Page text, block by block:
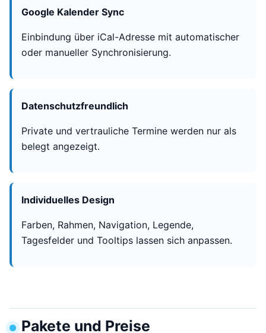
Google Kalender Sync
Einbindung über iCal-Adresse mit automatischer
oder manueller Synchronisierung.
Datenschutzfreundlich
Private und vertrauliche Termine werden nur als
belegt angezeigt.
Individuelles Design
Farben, Rahmen, Navigation, Legende,
Tagesfelder und Tooltips lassen sich anpassen.
Pakete und Preise